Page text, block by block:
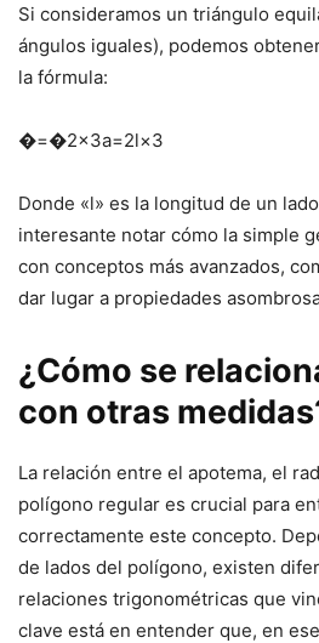
Si consideramos un triángulo
ángulos iguales), podemos
la fórmula:
�=�2×3a=2l×3
Donde «l» es la longitud de un
interesante notar cómo la simple
con conceptos más avanzados,
dar lugar a propiedades
¿Cómo se
con otras
La relación entre el apotema, el
polígono regular es crucial para
correctamente este concepto.
de lados del polígono, existen
relaciones trigonométricas que
clave está en entender que, en